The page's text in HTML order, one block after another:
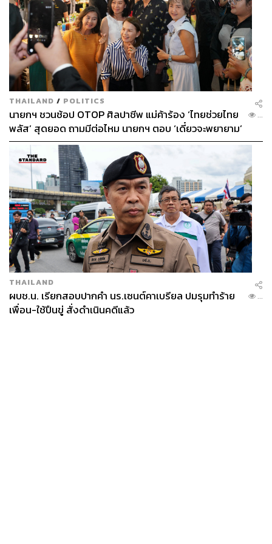
THAILAND / POLITICS
นายกฯ ชวนช้อป OTOP ศิลปาชีพ แม่ค้าร้อง ‘ไทยช่วยไทย
พลัส’ สุดยอด ถามมีต่อไหม นายกฯ ตอบ ‘เดี๋ยวจะพยายาม’
...
THAILAND
ผบช.น. เรียกสอบปากคำ นร.เซนต์คาเบรียล ปมรุมทำร้าย
เพื่อน-ใช้ปืนขู่ สั่งดำเนินคดีแล้ว
...